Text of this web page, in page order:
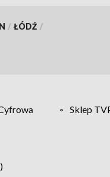
/ ŁÓDŹ /
Sklep